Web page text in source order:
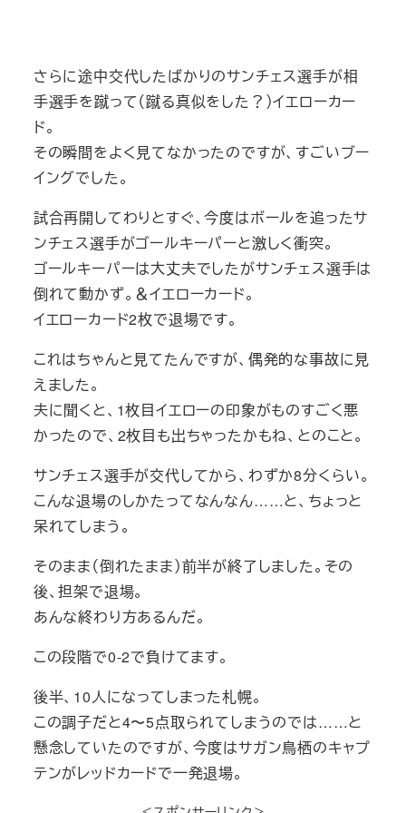
さらに途中交代したばかりのサンチェス選手が相
手選手を蹴って（蹴る真似をした？）イエローカー
ド。
その瞬間をよく見てなかったのですが、すごいブー
イングでした。
試合再開してわりとすぐ、今度はボールを追ったサ
ンチェス選手がゴールキーパーと激しく衝突。
ゴールキーパーは大丈夫でしたがサンチェス選手は
倒れて動かず。＆イエローカード。
イエローカード2枚で退場です。
これはちゃんと見てたんですが、偶発的な事故に見
えました。
夫に聞くと、1枚目イエローの印象がものすごく悪
かったので、2枚目も出ちゃったかもね、とのこと。
サンチェス選手が交代してから、わずか8分くらい。
こんな退場のしかたってなんなん……と、ちょっと
呆れてしまう。
そのまま（倒れたまま）前半が終了しました。その
後、担架で退場。
あんな終わり方あるんだ。
この段階で0‐2で負けてます。
後半、10人になってしまった札幌。
この調子だと4〜5点取られてしまうのでは……と
懸念していたのですが、今度はサガン鳥栖のキャプ
テンがレッドカードで一発退場。